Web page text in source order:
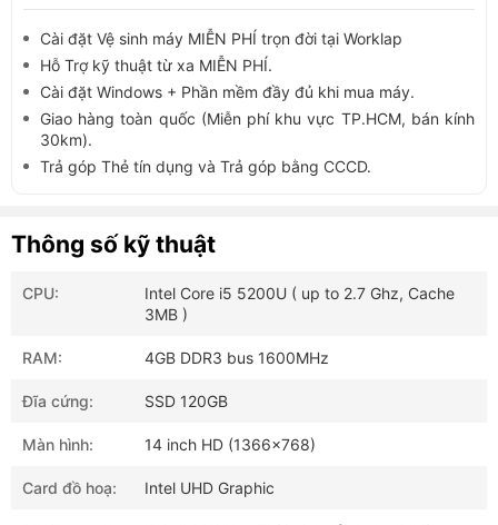
Cài đặt Vệ sinh máy MIỄN PHÍ trọn đời tại Worklap
Hỗ Trợ kỹ thuật từ xa MIỄN PHÍ.
Cài đặt Windows + Phần mềm đầy đủ khi mua máy.
Giao hàng toàn quốc (Miễn phí khu vực TP.HCM, bán kính
30km).
Trả góp Thẻ tín dụng và Trả góp bằng CCCD.
Thông số kỹ thuật
CPU:
Intel Core i5 5200U ( up to 2.7 Ghz, Cache
3MB )
RAM: 4GB DDR3 bus 1600MHz
Đĩa cứng: SSD 120GB
Màn hình: 14 inch HD (1366x768)
Card đồ hoạ: Intel UHD Graphic